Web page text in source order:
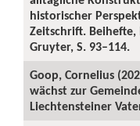
historischer
Zeitschrift. Beihefte,
Gruyter, S. 93–114.
Goop, Cornelius
wächst zur
Liechtensteiner